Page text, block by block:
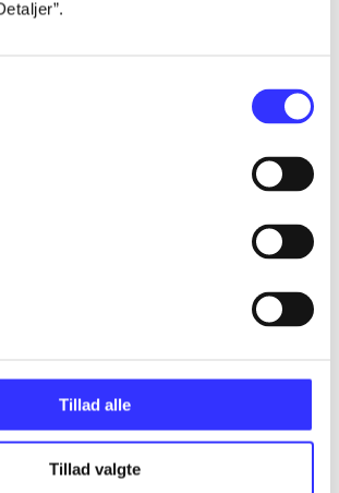
Tillad alle
Tillad valgte